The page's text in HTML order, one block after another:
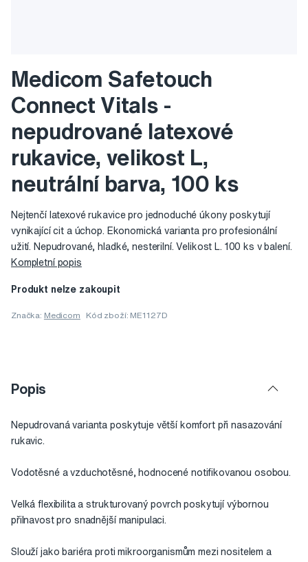
Medicom Safetouch
Connect Vitals -
nepudrované latexové
rukavice, velikost L,
neutrální barva, 100 ks
Nejtenčí latexové rukavice pro jednoduché úkony poskytují
vynikající cit a úchop. Ekonomická varianta pro profesionální
užití. Nepudrované, hladké, nesterilní. Velikost L. 100 ks v balení.
Kompletní popis
Produkt nelze zakoupit
Značka: Medicom Kód zboží: ME1127D
Popis
Nepudrovaná varianta poskytuje větší komfort při nasazování
rukavic.
Vodotěsné a vzduchotěsné, hodnocené notifikovanou osobou.
Velká flexibilita a strukturovaný povrch poskytují výbornou
přilnavost pro snadnější manipulaci.
Slouží jako bariéra proti mikroorganismům mezi nositelem a